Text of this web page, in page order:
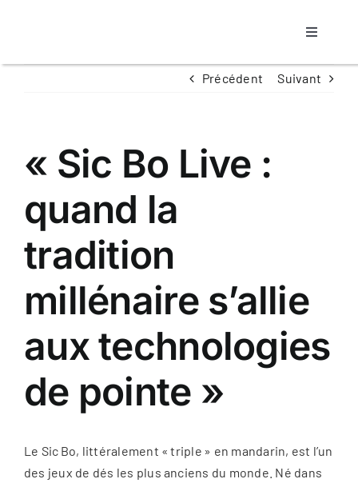
Toggle
Propriétaire
Locataire
Nos Biens
Contact
Espace Client
La carte
Précédent Suivant
« Sic Bo Live :
quand la
tradition
millénaire s’allie
aux technologies
de pointe »
Le Sic Bo, littéralement « triple » en mandarin, est l’un
des jeux de dés les plus anciens du monde. Né dans